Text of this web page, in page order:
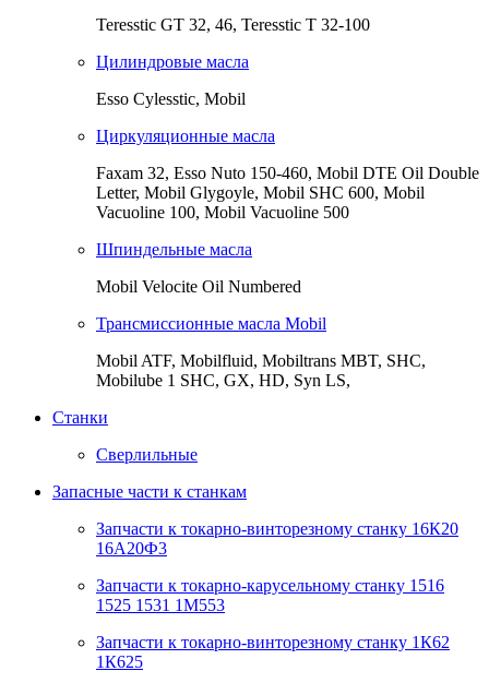
Teresstic GT 32, 46, Teresstic T 32-100
Цилиндровые масла
Esso Cylesstic, Mobil
Циркуляционные масла
Faxam 32, Esso Nuto 150-460, Mobil DTE Oil Double
Letter, Mobil Glygoyle, Mobil SHC 600, Mobil
Vacuoline 100, Mobil Vacuoline 500
Шпиндельные масла
Mobil Velocite Oil Numbered
Трансмиссионные масла Mobil
Mobil ATF, Mobilfluid, Mobiltrans MBT, SHC,
Mobilube 1 SHC, GX, HD, Syn LS,
Станки
Сверлильные
Запасные части к станкам
Запчасти к токарно-винторезному станку 16К20
16А20Ф3
Запчасти к токарно-карусельному станку 1516
1525 1531 1М553
Запчасти к токарно-винторезному станку 1К62
1К625